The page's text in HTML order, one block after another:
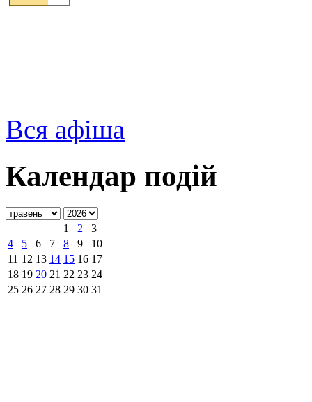
Вся афіша
Календар подій
1 2
3
4
5 6 7 8 9
10
11 12 13 14 15 16 17
18 19 20 21 22 23 24
25 26 27 28 29 30 31